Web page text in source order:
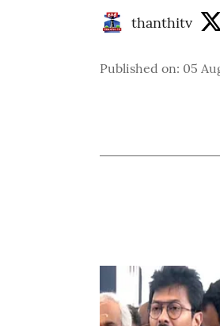
thanthitv
Published on: 05